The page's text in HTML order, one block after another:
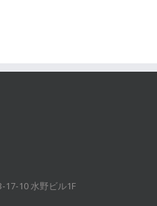
17-10 水野ビル1F